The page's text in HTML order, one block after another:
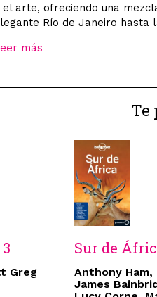
el arte, ofreciendo una
Río de Janeiro hasta
más
Te
Greg
Sur de
Anthony Ham,
James